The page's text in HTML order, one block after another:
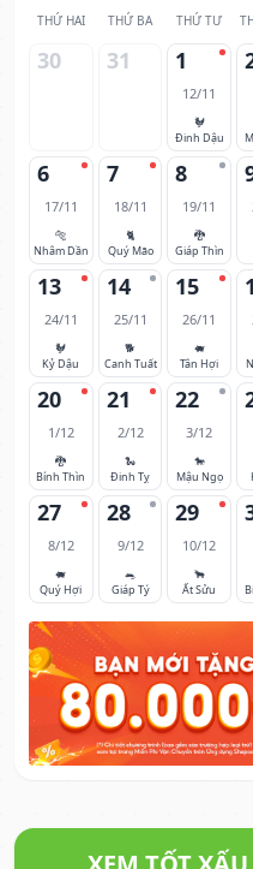
THỨ HAI THỨ BA THỨ TƯ
30 31 1
12/11
🐓
Đinh Dậu
6
17/11
🐅
Nhâm Dần
7
18/11
🐈
Quý Mão
8
19/11
🐉
Giáp Thìn
13
24/11
🐓
Kỷ Dậu
14
25/11
🐕
Canh Tuất
15
26/11
🐖
Tân Hợi
20
1/12
🐉
Bính Thìn
21
2/12
🐍
Đinh Tỵ
22
3/12
🐎
Mậu Ngọ
27
8/12
🐖
Quý Hợi
28
9/12
🐀
Giáp Tý
29
10/12
🐂
Ất Sửu